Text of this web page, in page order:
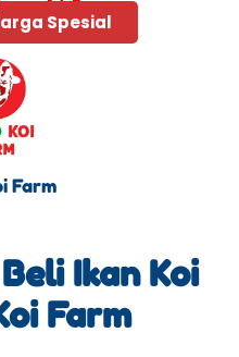
Spesial
Farm
Ikan Koi
Farm